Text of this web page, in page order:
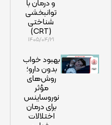
توانبخشی
شناختی
(CRT)
۱۴۰۵/۰۴/۲۱
بهبود خواب
بدون دارو؛
روش‌های
مؤثر
نوروساینس
برای درمان
اختلالات